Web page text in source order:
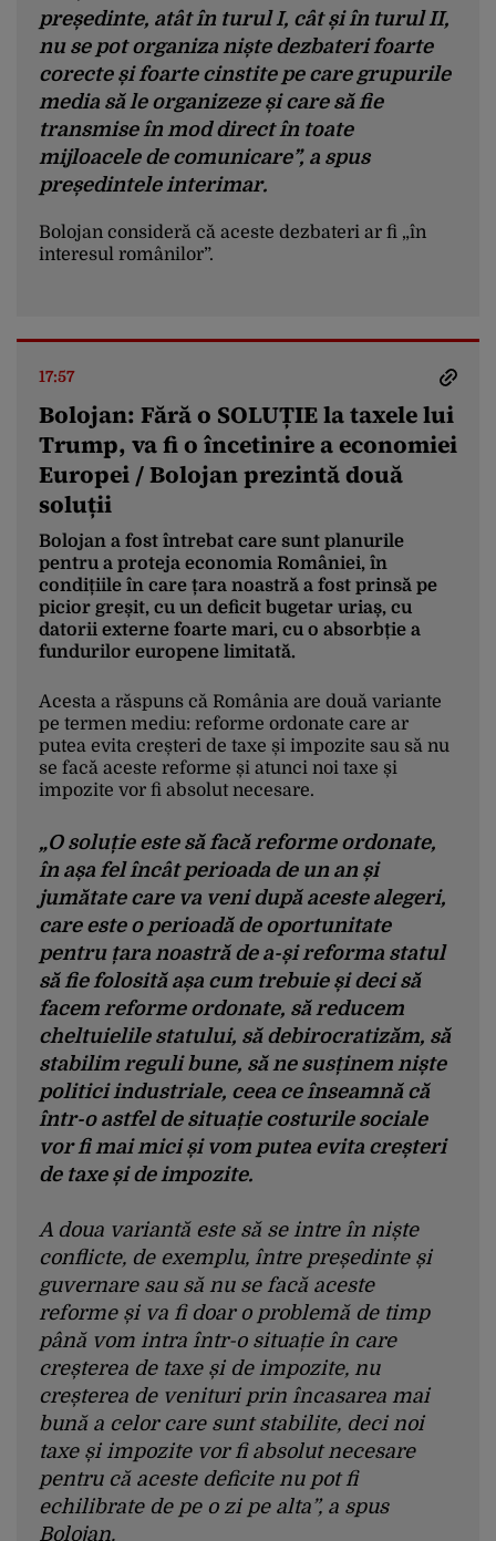
președinte, atât în turul I, cât și în turul II,
nu se pot organiza niște dezbateri foarte
corecte și foarte cinstite pe care grupurile
media să le organizeze și care să fie
transmise în mod direct în toate
mijloacele de comunicare”, a spus
președintele interimar.
Bolojan consideră că aceste dezbateri ar fi „în
interesul românilor”.
hologramele pe care le vedem uneori în
vedem dezbateri, să vedem programe, să
vedem idei și atunci românii își pot face o
imagine corectă și pot da un vot așa cum
consideră de cuviință”.
17:57
Bolojan: Fără o SOLUȚIE la taxele lui
Trump, va fi o încetinire a economiei
Europei / Bolojan prezintă două
soluții
Bolojan a fost întrebat care sunt planurile
pentru a proteja economia României, în
condițiile în care țara noastră a fost prinsă pe
picior greșit, cu un deficit bugetar uriaș, cu
datorii externe foarte mari, cu o absorbție a
fundurilor europene limitată.
Acesta a răspuns că România are două variante
pe termen mediu: reforme ordonate care ar
putea evita creșteri de taxe și impozite sau să nu
se facă aceste reforme și atunci noi taxe și
impozite vor fi absolut necesare.
„O soluție este să facă reforme ordonate,
în așa fel încât perioada de un an și
jumătate care va veni după aceste alegeri,
care este o perioadă de oportunitate
pentru țara noastră de a-și reforma statul
să fie folosită așa cum trebuie și deci să
facem reforme ordonate, să reducem
cheltuielile statului, să debirocratizăm, să
stabilim reguli bune, să ne susținem niște
politici industriale, ceea ce înseamnă că
într-o astfel de situație costurile sociale
vor fi mai mici și vom putea evita creșteri
de taxe și de impozite.
A doua variantă este să se intre în niște
conflicte, de exemplu, între președinte și
guvernare sau să nu se facă aceste
reforme și va fi doar o problemă de timp
până vom intra într-o situație în care
creșterea de taxe și de impozite, nu
creșterea de venituri prin încasarea mai
bună a celor care sunt stabilite, deci noi
taxe și impozite vor fi absolut necesare
pentru că aceste deficite nu pot fi
echilibrate de pe o zi pe alta”, a spus
Bolojan.